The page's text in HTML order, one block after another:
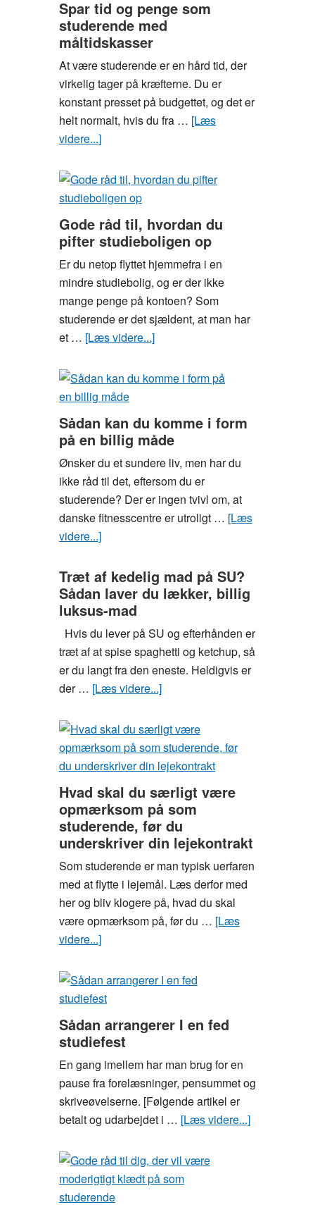
Spar tid og penge som
studerende med
måltidskasser
At være studerende er en hård tid, der
virkelig tager på kræfterne. Du er
konstant presset på budgettet, og det er
helt normalt, hvis du fra … [Læs
videre...]om
tid
og
som
studerende
med
måltidskasser
Gode råd til, hvordan du
pifter studieboligen op
Er du netop flyttet hjemmefra i en
mindre studiebolig, og er der ikke
mange penge på kontoen? Som
studerende er det sjældent, at man har
et … [Læs videre...]om
råd
du
pifter
studieboligen
op
Sådan kan du komme i form
på en billig måde
Ønsker du et sundere liv, men har du
ikke råd til det, eftersom du er
studerende? Der er ingen tvivl om, at
danske fitnesscentre er utroligt … [Læs
videre...]om
kan
du
komme
i
form
på
en
Træt af kedelig mad på SU?
Sådan laver du lækker, billig
luksus-mad
Hvis du lever på SU og efterhånden er
træt af at spise spaghetti og ketchup, så
er du langt fra den eneste. Heldigvis er
der … [Læs videre...]om
af
kedelig
mad
SU?
Sådan
laver
du
lækker,
billig
luksus-
mad
Hvad skal du særligt være
opmærksom på som
studerende, før du
underskriver din lejekontrakt
Som studerende er man typisk uerfaren
med at flytte i lejemål. Læs derfor med
her og bliv klogere på, hvad du skal
være opmærksom på, før du … [Læs
videre...]om
skal
du
være
opmærksom
på
som
studerende,
før
underskriver
din
lejekontrakt
Sådan arrangerer I en fed
studiefest
En gang imellem har man brug for en
pause fra forelæsninger, pensummet og
skriveøvelserne. [Følgende artikel er
betalt og udarbejdet i … [Læs videre...]om